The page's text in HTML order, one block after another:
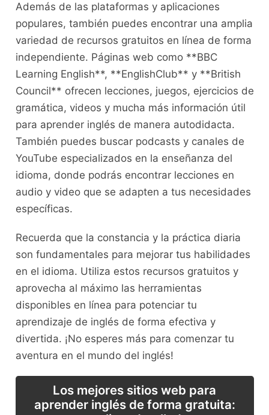
⁤Además ⁢de las plataformas y aplicaciones
populares, también puedes​ encontrar una amplia
variedad‍ de recursos gratuitos en línea de forma⁣
independiente. Páginas web como **BBC
Learning English**, **EnglishClub** y‌ **British
Council** ofrecen lecciones, juegos, ejercicios de‍
gramática, videos y mucha más información útil
para ⁣aprender inglés de manera autodidacta.
También puedes buscar ‌podcasts y canales de
YouTube especializados en la enseñanza del⁤
idioma,⁣ donde podrás encontrar lecciones en
⁢audio y video que‍ se ⁤adapten a tus ⁢necesidades
específicas.
Recuerda que la constancia y la práctica‌ diaria
son ‍fundamentales para mejorar tus habilidades
⁢en el idioma. Utiliza estos recursos gratuitos y‌
aprovecha al ⁢máximo las herramientas
disponibles‍ en línea para potenciar‌ tu
aprendizaje de inglés de forma efectiva y
divertida.⁣ ¡No esperes​ más para comenzar ⁣tu
aventura ⁣en el ​mundo del inglés!
Los mejores sitios web para
aprender inglés de forma gratuita: